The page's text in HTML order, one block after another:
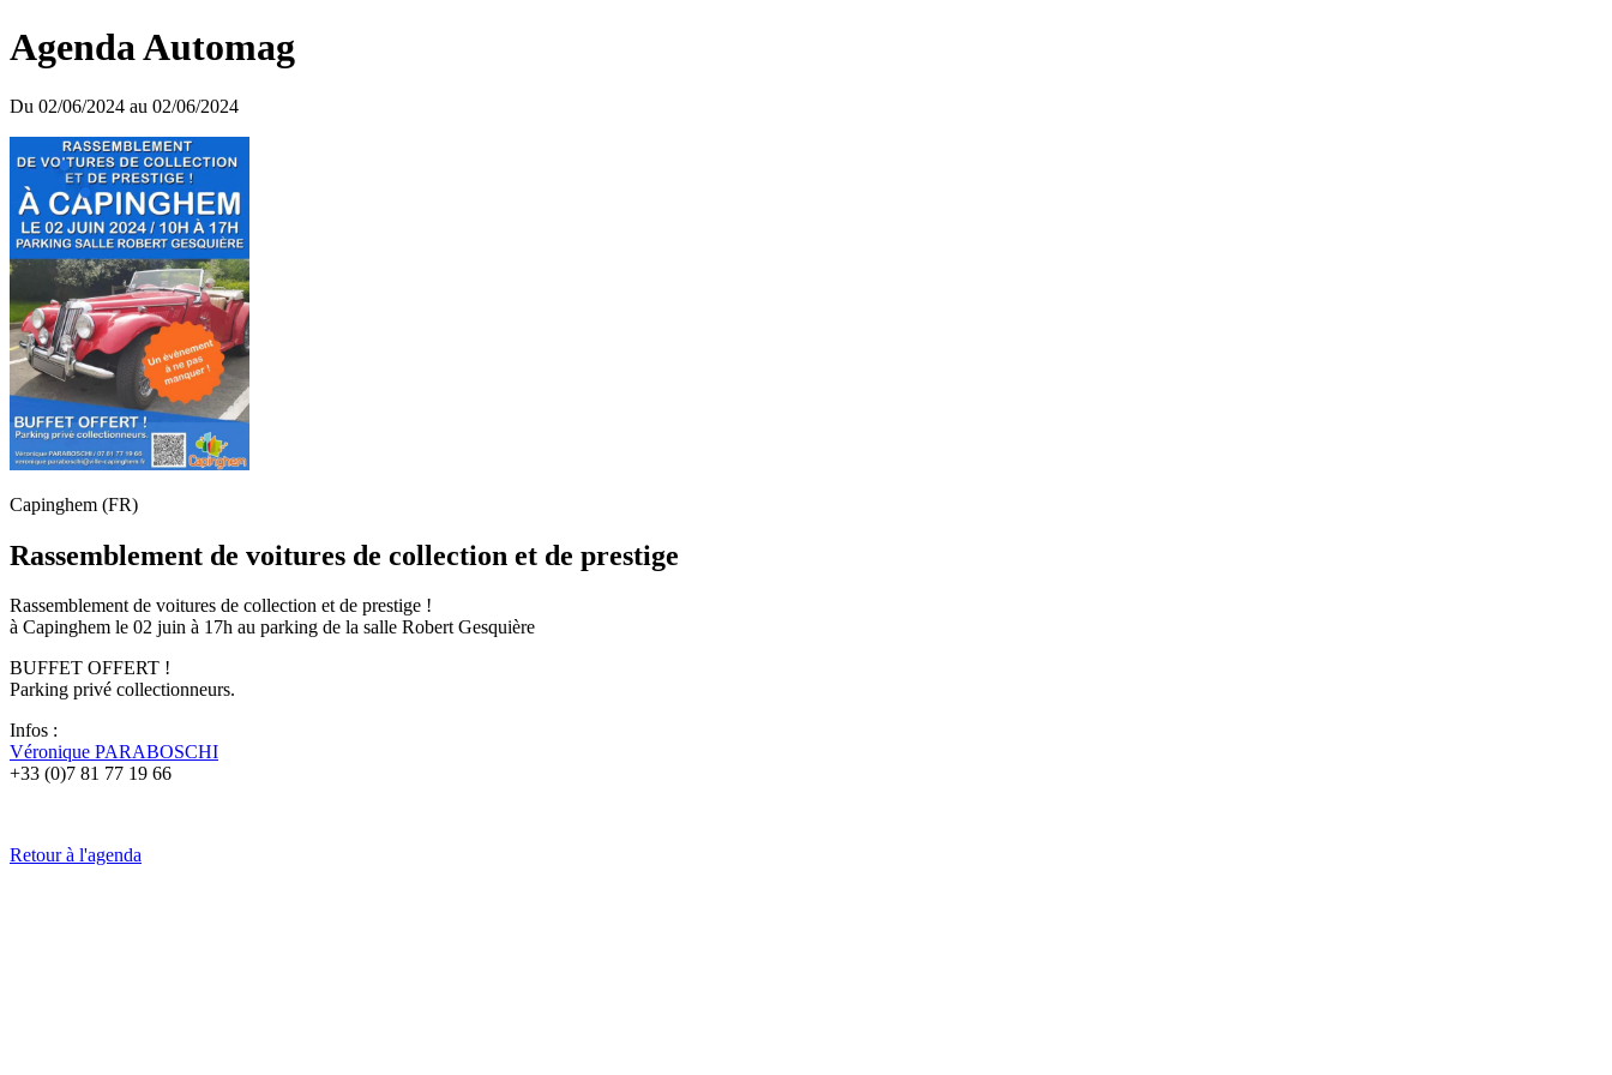
Agenda Automag
Du 02/06/2024 au 02/06/2024
Capinghem (FR)
Rassemblement de voitures de collection et de prestige
Rassemblement de voitures de collection et de prestige !
à Capinghem le 02 juin à 17h au parking de la salle Robert Gesquière
BUFFET OFFERT !
Parking privé collectionneurs.
Infos :
Véronique PARABOSCHI
+33 (0)7 81 77 19 66
Retour à l'agenda